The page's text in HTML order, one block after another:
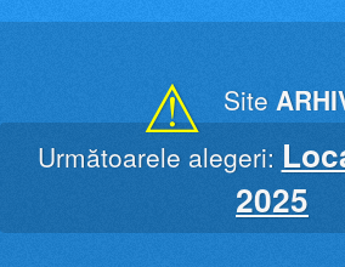
⚠ Site
Următoarele alegeri:
2025